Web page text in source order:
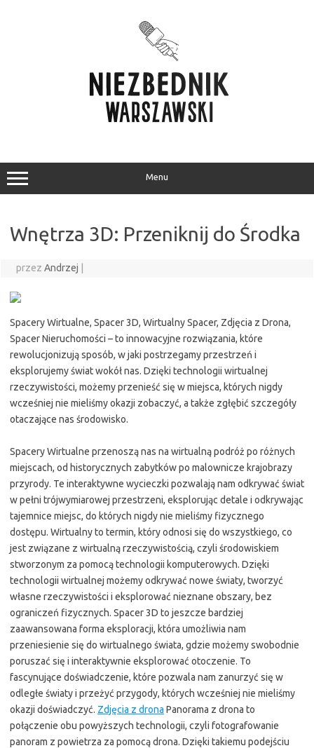
Menu
Wnętrza 3D: Przeniknij do Środka
przez Andrzej
Spacery Wirtualne, Spacer 3D, Wirtualny Spacer, Zdjęcia z Drona,
Spacer Nieruchomości – to innowacyjne rozwiązania, które
rewolucjonizują sposób, w jaki postrzegamy przestrzeń i
eksplorujemy świat wokół nas. Dzięki technologii wirtualnej
rzeczywistości, możemy przenieść się w miejsca, których nigdy
wcześniej nie mieliśmy okazji zobaczyć, a także zgłębić szczegóły
otaczające nas środowisko.
Spacery Wirtualne przenoszą nas na wirtualną podróż po różnych
miejscach, od historycznych zabytków po malownicze krajobrazy
przyrody. Te interaktywne wycieczki pozwalają nam odkrywać świat
w pełni trójwymiarowej przestrzeni, eksplorując detale i odkrywając
tajemnice miejsc, do których nigdy nie mieliśmy fizycznego
dostępu. Wirtualny to termin, który odnosi się do wszystkiego, co
jest związane z wirtualną rzeczywistością, czyli środowiskiem
stworzonym za pomocą technologii komputerowych. Dzięki
technologii wirtualnej możemy odkrywać nowe światy, tworzyć
własne rzeczywistości i eksplorować nieznane obszary, bez
ograniczeń fizycznych. Spacer 3D to jeszcze bardziej
zaawansowana forma eksploracji, która umożliwia nam
przeniesienie się do wirtualnego świata, gdzie możemy swobodnie
poruszać się i interaktywnie eksplorować otoczenie. To
fascynujące doświadczenie, które pozwala nam zanurzyć się w
odległe światy i przeżyć przygody, których wcześniej nie mieliśmy
okazji doświadczyć. Zdjęcia z drona Panorama z drona to
połączenie obu powyższych technologii, czyli fotografowanie
panoram z powietrza za pomocą drona. Dzięki takiemu podejściu